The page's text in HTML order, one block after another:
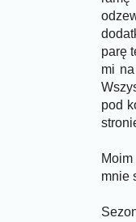
parę
mi
pod
mnie